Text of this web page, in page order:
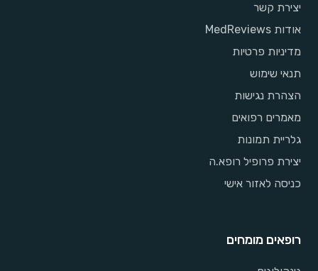
יצירת קשר
אודות MedReviews
מדיניות פרטיות
תנאי שימוש
הצהרת נגישות
מאמרים רפואים
גלריית תמונות
יצירת פרופיל רופא.ה
כניסה לאזור אישי
רופאים מומחים